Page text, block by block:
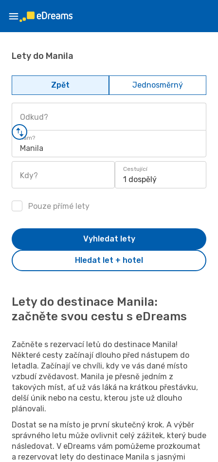
Lety do Manila
Zpět Jednosměrný
Odkud?
Kam?
Manila
Kdy?
Cestující
1 dospělý
Pouze přímé lety
Hledat let + hotel
Vyhledat lety
Lety do destinace Manila:
začněte svou cestu s eDreams
Začněte s rezervací letů do destinace Manila!
Některé cesty začínají dlouho před nástupem do
letadla. Začínají ve chvíli, kdy ve vás dané místo
vzbudí zvědavost. Manila je přesně jedním z
takových míst, ať už vás láká na krátkou přestávku,
delší únik nebo na cestu, kterou jste už dlouho
plánovali.
Dostat se na místo je první skutečný krok. A výběr
správného letu může ovlivnit celý zážitek, který bude
následovat. V eDreams vám pomůžeme prozkoumat
a rezervovat lety do destinace Manila s jasnými